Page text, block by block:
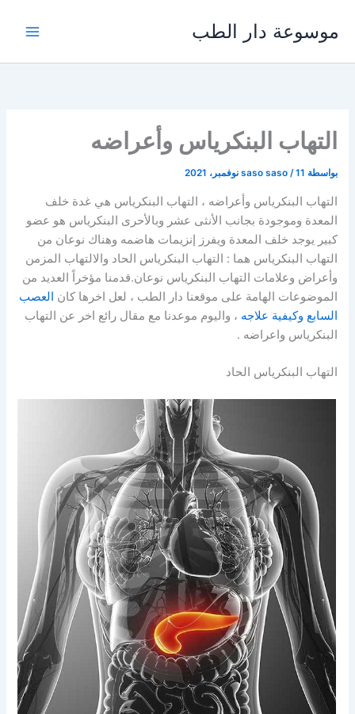
المحتوى
موسوعة دار الطب
التهاب البنكرياس وأعراضه
بواسطة saso saso /11 نوفمبر، 2021
التهاب البنكرياس وأعراضه ، التهاب البنكرياس هي غدة خلف
المعدة وموجودة بجانب الأنثى عشر وبالأحرى البنكرياس هو عضو
كبير يوجد خلف المعدة ويفرز إنزيمات هاضمه وهناك نوعان من
التهاب البنكرياس هما : التهاب البنكرياس الحاد والالتهاب المزمن
وأعراض وعلامات التهاب البنكرياس نوعان.قدمنا مؤخراً العديد من
الموضوعات الهامة على موقعنا دار الطب ، لعل اخرها كان العصب
السابع وكيفية علاجه ، واليوم موعدنا مع مقال رائع اخر عن التهاب
البنكرياس واعراضه .
التهاب البنكرياس الحاد